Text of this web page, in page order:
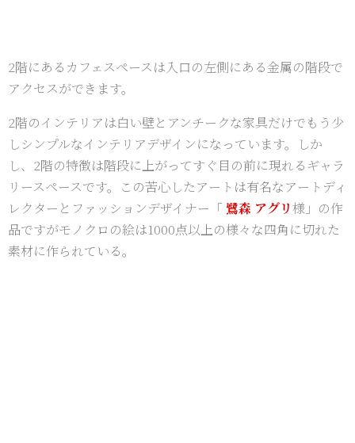
2階にあるカフェスペースは入口の左側にある金属の階段で
アクセスができます。
2階のインテリアは白い壁とアンチークな家具だけでもう少
しシンプルなインテリアデザインになっています。しか
し、2階の特徴は階段に上がってすぐ目の前に現れるギャラ
リースペースです。この苦心したアートは有名なアートディ
レクターとファッションデザイナー「 鷺森 アグリ 様」の作
品ですがモノクロの絵は1000点以上の様々な四角に切れた
素材に作られている。